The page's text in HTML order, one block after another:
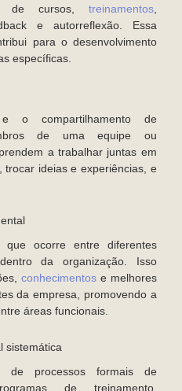
de cursos, treinamentos,
e autorreflexão. Essa
para o desenvolvimento
específicas.
o compartilhamento de
de uma equipe ou
a trabalhar juntas em
trocar ideias e experiências, e
que ocorre entre diferentes
da organização. Isso
conhecimentos e melhores
da empresa, promovendo a
áreas funcionais.
sistemática
de processos formais de
de treinamento,